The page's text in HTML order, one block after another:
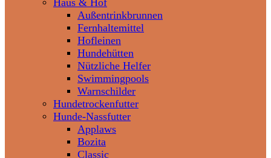
Haus & Hof
Außentrinkbrunnen
Fernhaltemittel
Hofleinen
Hundehütten
Nützliche Helfer
Swimmingpools
Warnschilder
Hundetrockenfutter
Hunde-Nassfutter
Applaws
Bozita
Classic